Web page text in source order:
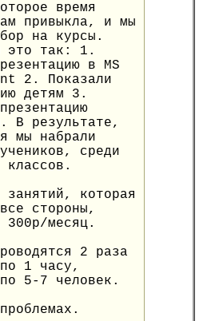
время
привыкла, и мы
на курсы.
это так: 1.
в MS
2. Показали
детям 3.
В результате,
мы набрали
среди
занятий, которая
стороны,
300р/месяц.
2 раза
1 часу,
5-7 человек.